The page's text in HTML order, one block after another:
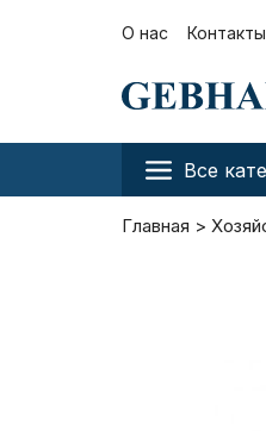
О нас Контакты
Все
Главная